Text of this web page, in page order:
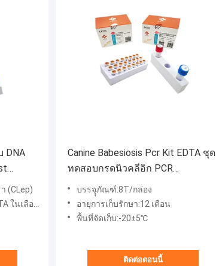
DNA
(CLep)
องสุนัข/สุนัข
Canine Babesiosis Pcr Kit EDTA ชุด
ทดสอบกรดนิวคลีอิก PCR
Fluorescent
บรรจุุภัณฑ์:8T/กล่อง
อายุการเก็บรักษา:12 เดือน
พื้นที่จัดเก็บ:-20±5℃
ติดต่อตอนนี้